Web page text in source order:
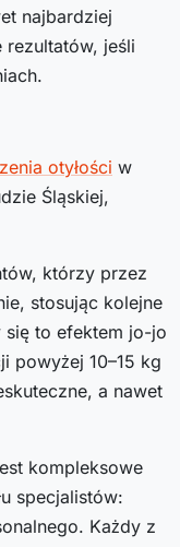
najbardziej
jeśli
otyłości w
Śląskiej,
którzy przez
stosując kolejne
to efektem jo-jo
powyżej 10–15 kg
a nawet
kompleksowe
specjalistów:
Każdy z